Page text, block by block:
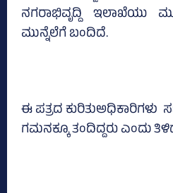
ನಗರಾಭಿವೃದ್ದಿ ಇಲಾಖೆಯು
ಮುನ್ನೆಲೆಗೆ ಬಂದಿದೆ.
ಈ ಪತ್ರದ ಕುರಿತುಅಧಿಕಾರಿಗಳು
ಗಮನಕ್ಕೂ ತಂದಿದ್ದರು ಎಂದು